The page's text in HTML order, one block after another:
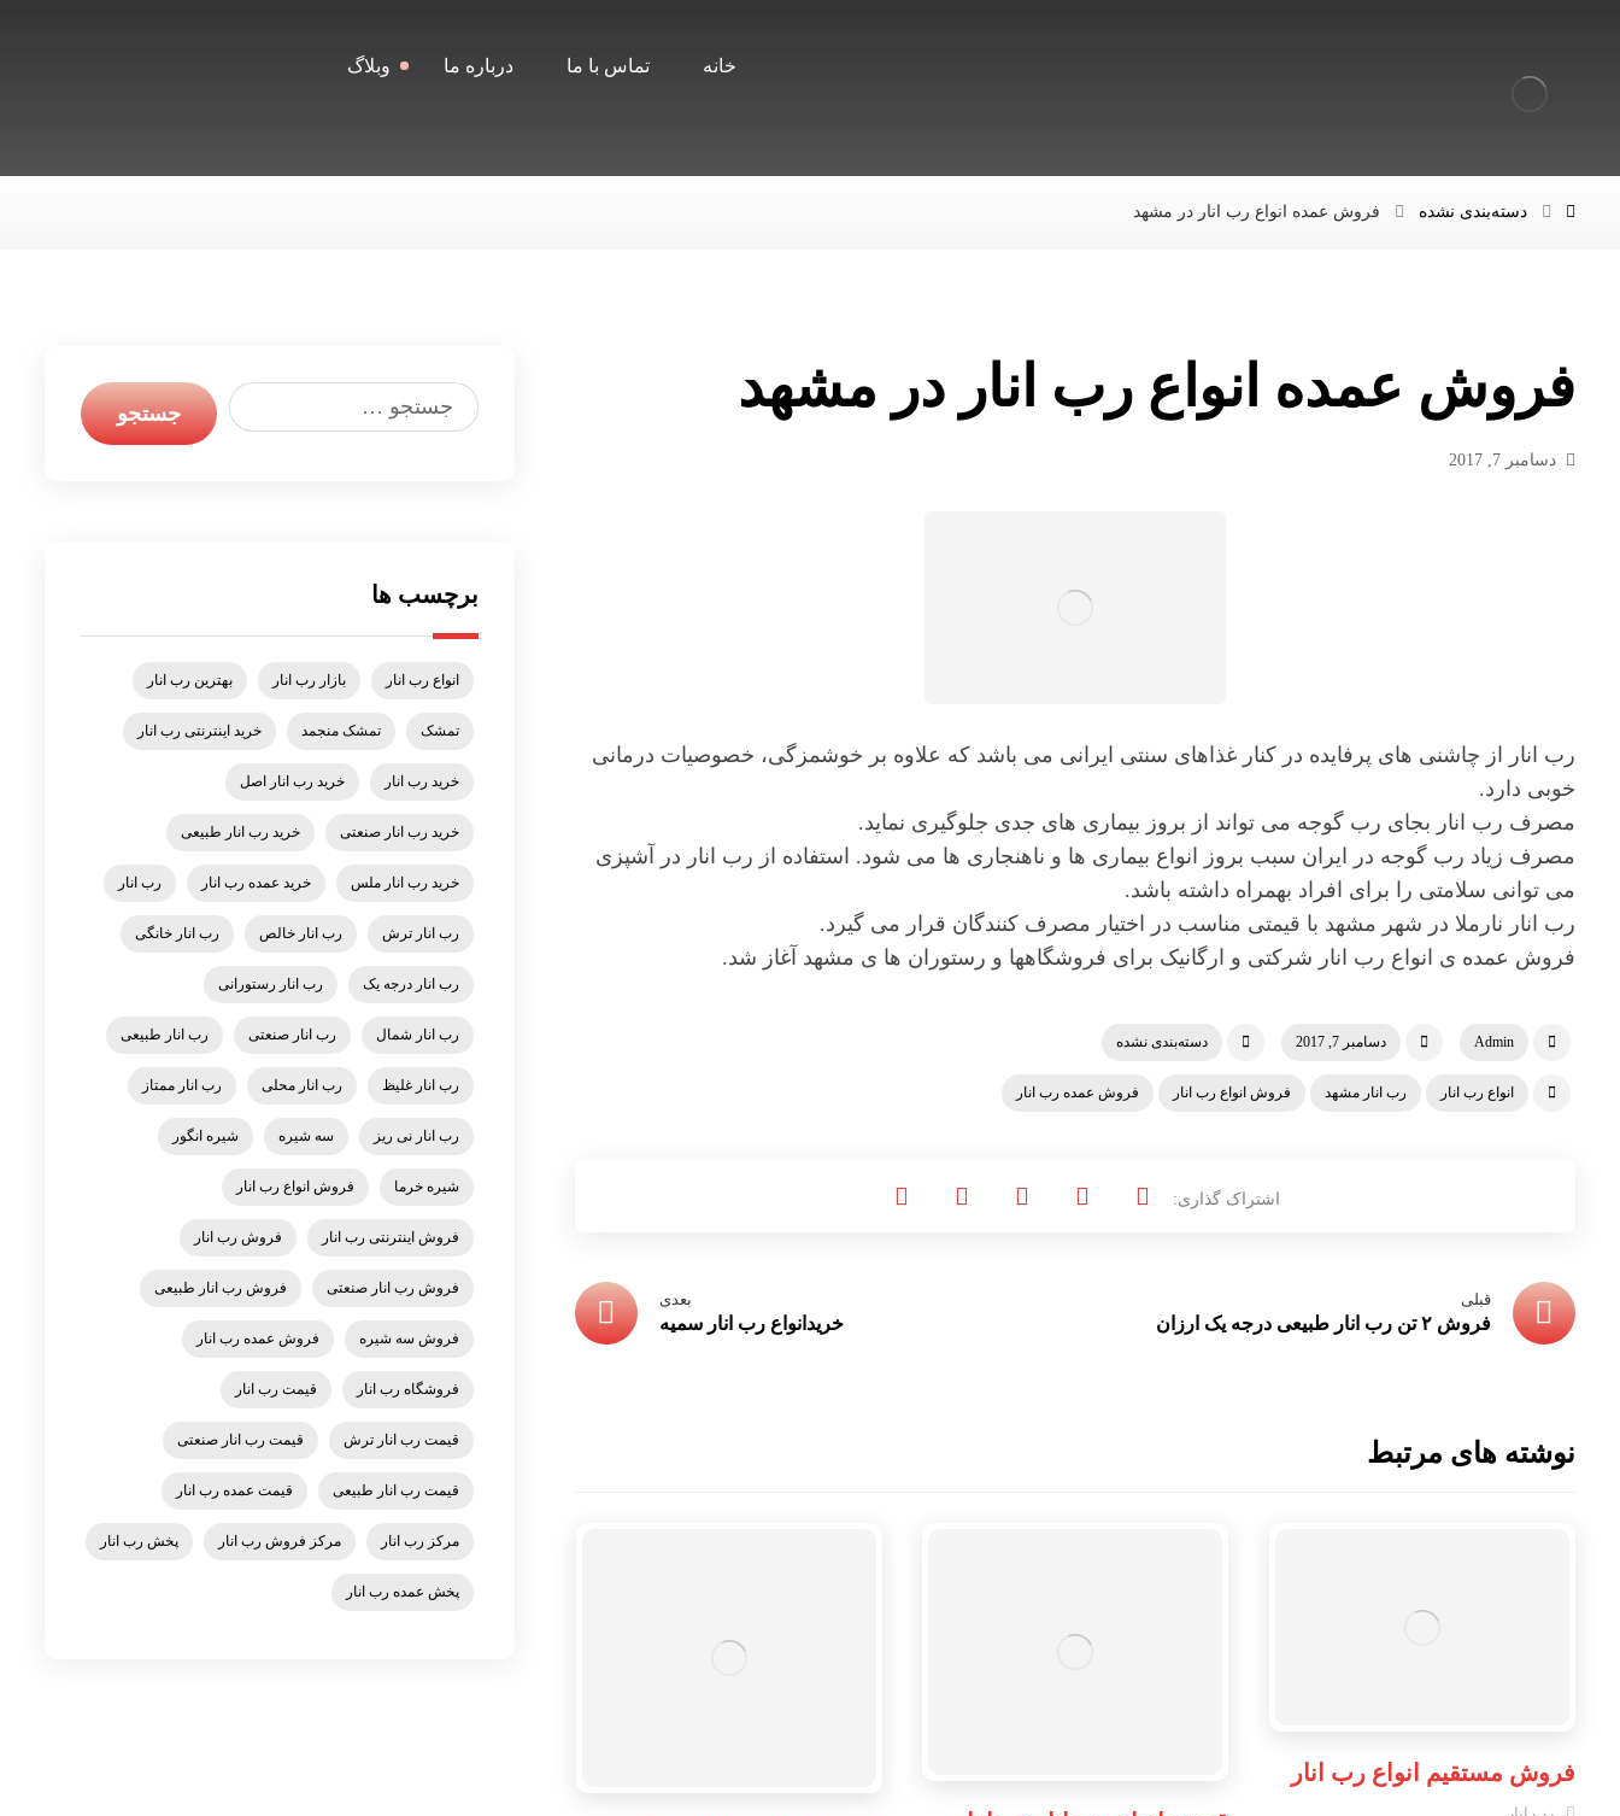
خانه تماس با ما درباره ما وبلاگ
دسته‌بندی نشده فروش عمده انواع رب انار در مشهد
فروش عمده انواع رب انار در مشهد
دسامبر 7, 2017
رب انار از چاشنی های پرفایده در کنار غذاهای سنتی ایرانی می باشد که علاوه بر خوشمزگی، خصوصیات درمانی
خوبی دارد.
مصرف رب انار بجای رب گوجه می تواند از بروز بیماری های جدی جلوگیری نماید.
مصرف زیاد رب گوجه در ایران سبب بروز انواع بیماری ها و ناهنجاری ها می شود. استفاده از رب انار در آشپزی
می توانی سلامتی را برای افراد بهمراه داشته باشد.
رب انار نارملا در شهر مشهد با قیمتی مناسب در اختیار مصرف کنندگان قرار می گیرد.
فروش عمده ی انواع رب انار شرکتی و ارگانیک برای فروشگاهها و رستوران ها ی مشهد آغاز شد.
Admin دسامبر 7, 2017 دسته‌بندی نشده
انواع رب انار رب انار مشهد فروش انواع رب انار فروش عمده رب انار
قبلی
فروش ۲ تن رب انار طبیعی درجه یک ارزان
بعدی
خریدانواع رب انار سمیه
نوشته های مرتبط
فروش مستقیم انواع رب انار
برچسب ها
انواع رب انار بازار رب انار بهترین رب انار
تمشک تمشک منجمد خرید اینترنتی رب انار
خرید رب انار خرید رب انار اصل
خرید رب انار صنعتی خرید رب انار طبیعی
خرید رب انار ملس خرید عمده رب انار رب انار
رب انار ترش رب انار خالص رب انار خانگی
رب انار درجه یک رب انار رستورانی
رب انار شمال رب انار صنعتی رب انار طبیعی
رب انار غلیظ رب انار محلی رب انار ممتاز
رب انار نی ریز سه شیره شیره انگور
شیره خرما فروش انواع رب انار
فروش اینترنتی رب انار فروش رب انار
فروش رب انار صنعتی فروش رب انار طبیعی
فروش سه شیره فروش عمده رب انار
فروشگاه رب انار قیمت رب انار
قیمت رب انار ترش قیمت رب انار صنعتی
قیمت رب انار طبیعی قیمت عمده رب انار
مرکز رب انار مرکز فروش رب انار پخش رب انار
پخش عمده رب انار